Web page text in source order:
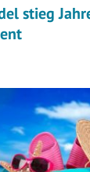
stieg